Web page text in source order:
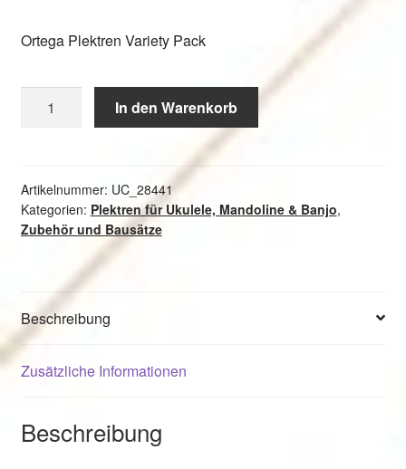
Ortega Plektren Variety Pack
Plektren
Menge
In den Warenkorb
Artikelnummer: UC_28441
Kategorien: Plektren für Ukulele, Mandoline & Banjo,
Zubehör und Bausätze
Beschreibung
Zusätzliche Informationen
Beschreibung